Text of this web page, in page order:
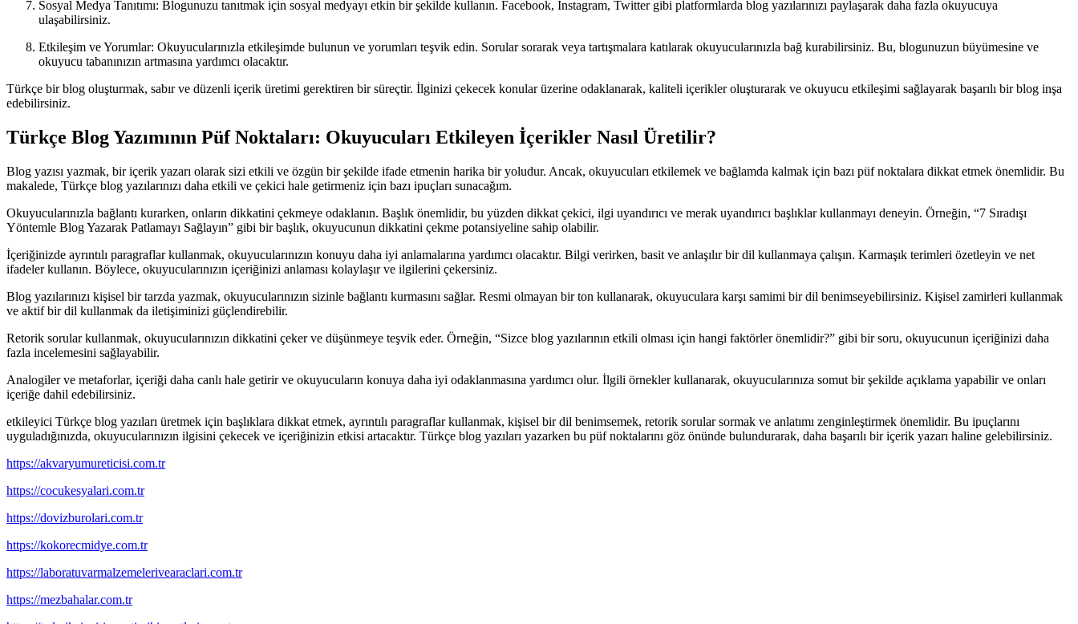
Sosyal Medya Tanıtımı: Blogunuzu tanıtmak için sosyal medyayı etkin bir şekilde kullanın. Facebook, Instagram, Twitter gibi platformlarda blog yazılarınızı paylaşarak daha fazla okuyucuya
ulaşabilirsiniz.
Etkileşim ve Yorumlar: Okuyucularınızla etkileşimde bulunun ve yorumları teşvik edin. Sorular sorarak veya tartışmalara katılarak okuyucularınızla bağ kurabilirsiniz. Bu, blogunuzun büyümesine ve
okuyucu tabanınızın artmasına yardımcı olacaktır.
Türkçe bir blog oluşturmak, sabır ve düzenli içerik üretimi gerektiren bir süreçtir. İlginizi çekecek konular üzerine odaklanarak, kaliteli içerikler oluşturarak ve okuyucu etkileşimi sağlayarak başarılı bir blog inşa
edebilirsiniz.
Türkçe Blog Yazımının Püf Noktaları: Okuyucuları Etkileyen İçerikler Nasıl Üretilir?
Blog yazısı yazmak, bir içerik yazarı olarak sizi etkili ve özgün bir şekilde ifade etmenin harika bir yoludur. Ancak, okuyucuları etkilemek ve bağlamda kalmak için bazı püf noktalara dikkat etmek önemlidir. Bu
makalede, Türkçe blog yazılarınızı daha etkili ve çekici hale getirmeniz için bazı ipuçları sunacağım.
Okuyucularınızla bağlantı kurarken, onların dikkatini çekmeye odaklanın. Başlık önemlidir, bu yüzden dikkat çekici, ilgi uyandırıcı ve merak uyandırıcı başlıklar kullanmayı deneyin. Örneğin, “7 Sıradışı
Yöntemle Blog Yazarak Patlamayı Sağlayın” gibi bir başlık, okuyucunun dikkatini çekme potansiyeline sahip olabilir.
İçeriğinizde ayrıntılı paragraflar kullanmak, okuyucularınızın konuyu daha iyi anlamalarına yardımcı olacaktır. Bilgi verirken, basit ve anlaşılır bir dil kullanmaya çalışın. Karmaşık terimleri özetleyin ve net
ifadeler kullanın. Böylece, okuyucularınızın içeriğinizi anlaması kolaylaşır ve ilgilerini çekersiniz.
Blog yazılarınızı kişisel bir tarzda yazmak, okuyucularınızın sizinle bağlantı kurmasını sağlar. Resmi olmayan bir ton kullanarak, okuyuculara karşı samimi bir dil benimseyebilirsiniz. Kişisel zamirleri kullanmak
ve aktif bir dil kullanmak da iletişiminizi güçlendirebilir.
Retorik sorular kullanmak, okuyucularınızın dikkatini çeker ve düşünmeye teşvik eder. Örneğin, “Sizce blog yazılarının etkili olması için hangi faktörler önemlidir?” gibi bir soru, okuyucunun içeriğinizi daha
fazla incelemesini sağlayabilir.
Analogiler ve metaforlar, içeriği daha canlı hale getirir ve okuyucuların konuya daha iyi odaklanmasına yardımcı olur. İlgili örnekler kullanarak, okuyucularınıza somut bir şekilde açıklama yapabilir ve onları
içeriğe dahil edebilirsiniz.
etkileyici Türkçe blog yazıları üretmek için başlıklara dikkat etmek, ayrıntılı paragraflar kullanmak, kişisel bir dil benimsemek, retorik sorular sormak ve anlatımı zenginleştirmek önemlidir. Bu ipuçlarını
uyguladığınızda, okuyucularınızın ilgisini çekecek ve içeriğinizin etkisi artacaktır. Türkçe blog yazıları yazarken bu püf noktalarını göz önünde bulundurarak, daha başarılı bir içerik yazarı haline gelebilirsiniz.
https://akvaryumureticisi.com.tr
https://cocukesyalari.com.tr
https://dovizburolari.com.tr
https://kokorecmidye.com.tr
https://laboratuvarmalzemelerivearaclari.com.tr
https://mezbahalar.com.tr